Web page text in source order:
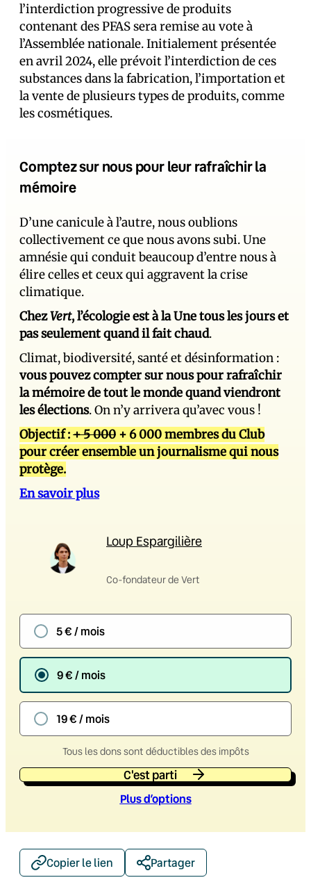
l’interdiction progressive de produits
contenant des PFAS sera remise au vote à
l’Assemblée nationale. Initialement présentée
en avril 2024, elle prévoit l’interdiction de ces
substances dans la fabrication, l’importation et
la vente de plusieurs types de produits, comme
les cosmétiques.
Comptez sur nous pour leur rafraîchir la
mémoire
D’une canicule à l’autre, nous oublions
collectivement ce que nous avons subi. Une
amnésie qui conduit beaucoup d’entre nous à
élire celles et ceux qui aggravent la crise
climatique.
ChezVert, l’écologie est à la Une tous les jours et
pas seulement quand il fait chaud.
Climat, biodiversité, santé et désinformation :
vous pouvez compter sur nous pour rafraîchir
la mémoire de tout le monde quand viendront
les élections. On n’y arrivera qu’avec vous !
Objectif :+ 5 000 + 6 000 membres du Club
pour créer ensemble un journalisme qui nous
protège.
En savoir plus
Loup Espargilière
Co-fondateur de Vert
5 € / mois
9 € / mois
19 € / mois
Tous les dons sont déductibles des impôts
C'est parti
Plus d’options
Copier le lien Partager